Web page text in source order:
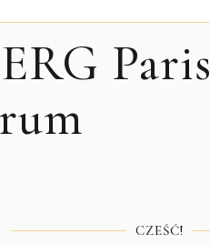
Paris
CZEŚĆ!